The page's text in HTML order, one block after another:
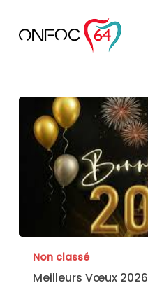
main
content
Non classé
Meilleurs Vœux 2026